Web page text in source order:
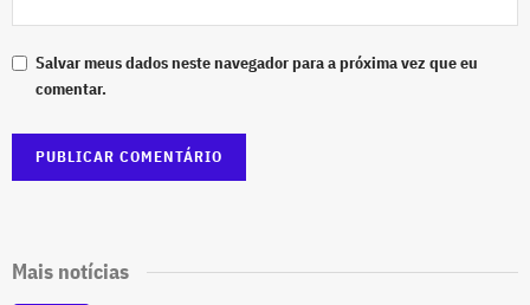
Salvar meus dados neste navegador para a próxima vez que eu
comentar.
Mais notícias